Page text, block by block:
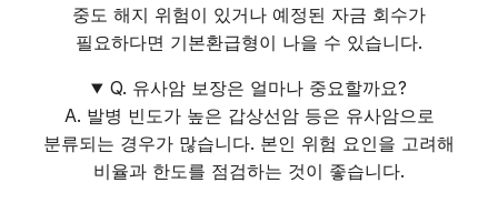
중도 해지 위험이 있거나 예정된 자금 회수가
필요하다면 기본환급형이 나을 수 있습니다.
Q. 유사암 보장은 얼마나 중요할까요?
A. 발병 빈도가 높은 갑상선암 등은 유사암으로
분류되는 경우가 많습니다. 본인 위험 요인을 고려해
비율과 한도를 점검하는 것이 좋습니다.